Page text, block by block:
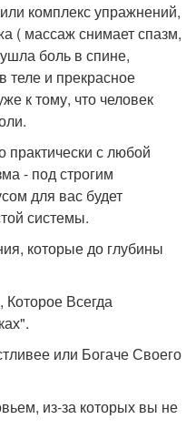
комплекс упражнений,
( массаж снимает спазм,
боль в спине,
теле и прекрасное
к тому, что человек
с любой
- под строгим
для вас будет
системы.
которые до глубины
Которое Всегда
или Богаче Своего
из-за которых вы не